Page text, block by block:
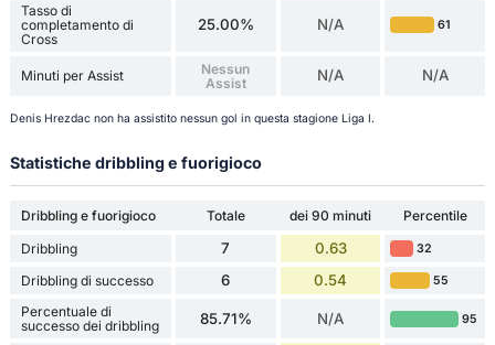
Tasso di
completamento di
Cross
25.00% N/A 61
Minuti per Assist
Nessun
Assist
N/A N/A
Denis Hrezdac non ha assistito nessun gol in questa stagione Liga I.
Statistiche dribbling e fuorigioco
Dribbling e fuorigioco Totale dei 90 minuti
Percentile
Dribbling
7 0.63 32
Dribbling di successo 6 0.54 55
Percentuale di
successo dei dribbling
85.71% N/A 95